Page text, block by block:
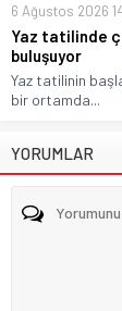
6 Ağustos 2026
Yaz tatilinde
buluşuyor
Yaz tatilinin
bir ortamda...
YORUMLAR